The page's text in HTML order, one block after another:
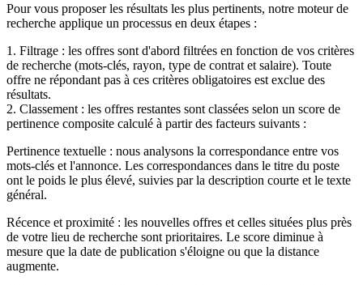
Pour vous proposer les résultats les plus pertinents, notre moteur de
recherche applique un processus en deux étapes :
1. Filtrage : les offres sont d'abord filtrées en fonction de vos critères
de recherche (mots-clés, rayon, type de contrat et salaire). Toute
offre ne répondant pas à ces critères obligatoires est exclue des
résultats.
2. Classement : les offres restantes sont classées selon un score de
pertinence composite calculé à partir des facteurs suivants :
Pertinence textuelle : nous analysons la correspondance entre vos
mots-clés et l'annonce. Les correspondances dans le titre du poste
ont le poids le plus élevé, suivies par la description courte et le texte
général.
Récence et proximité : les nouvelles offres et celles situées plus près
de votre lieu de recherche sont prioritaires. Le score diminue à
mesure que la date de publication s'éloigne ou que la distance
augmente.